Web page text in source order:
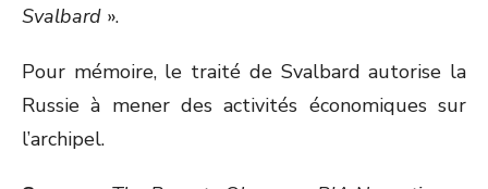
Svalbard ».
Pour mémoire, le traité de Svalbard autorise la
Russie à mener des activités économiques sur
l’archipel.